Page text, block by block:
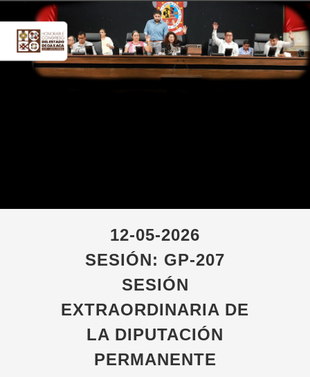
12-05-2026
SESIÓN: GP-207
SESIÓN
EXTRAORDINARIA DE
LA DIPUTACIÓN
PERMANENTE